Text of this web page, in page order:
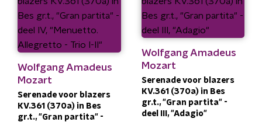
Wolfgang Amadeus
Mozart
Serenade voor blazers
KV.361 (370a) in Bes
gr.t., "Gran partita" -
Wolfgang Amadeus
Mozart
Serenade voor blazers
KV.361 (370a) in Bes
gr.t., "Gran partita" -
deel III, "Adagio"